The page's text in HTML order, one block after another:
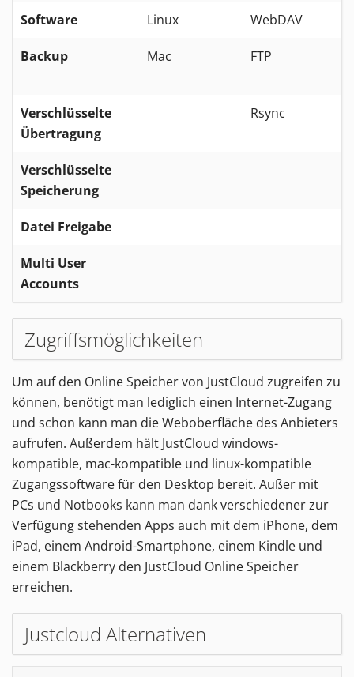
Software Linux WebDAV
Backup Mac FTP
Verschlüsselte
Übertragung
Rsync
Verschlüsselte
Speicherung
Datei Freigabe
Multi User
Accounts
Zugriffsmöglichkeiten
Um auf den Online Speicher von JustCloud zugreifen zu
können, benötigt man lediglich einen Internet-Zugang
und schon kann man die Weboberfläche des Anbieters
aufrufen. Außerdem hält JustCloud windows-
kompatible, mac-kompatible und linux-kompatible
Zugangssoftware für den Desktop bereit. Außer mit
PCs und Notbooks kann man dank verschiedener zur
Verfügung stehenden Apps auch mit dem iPhone, dem
iPad, einem Android-Smartphone, einem Kindle und
einem Blackberry den JustCloud Online Speicher
erreichen.
Justcloud Alternativen